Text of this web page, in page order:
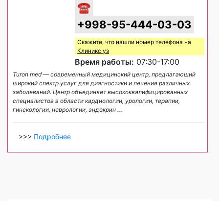
☎
+998-95-444-03-03
Скажите, что нашли номер телефона на
Клиникс уз
Время работы: 07:30-17:00
Turon med — современный медицинский центр, предлагающий
широкий спектр услуг для диагностики и лечения различных
заболеваний. Центр объединяет высококвалифицированных
специалистов в области кардиологии, урологии, терапии,
гинекологии, неврологии, эндокрин ...
>>> Подробнее